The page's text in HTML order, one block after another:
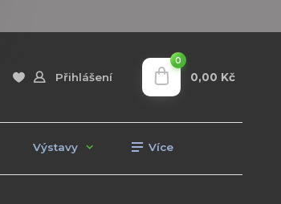
Přihlášení
0
0,00 Kč
Výstavy Více